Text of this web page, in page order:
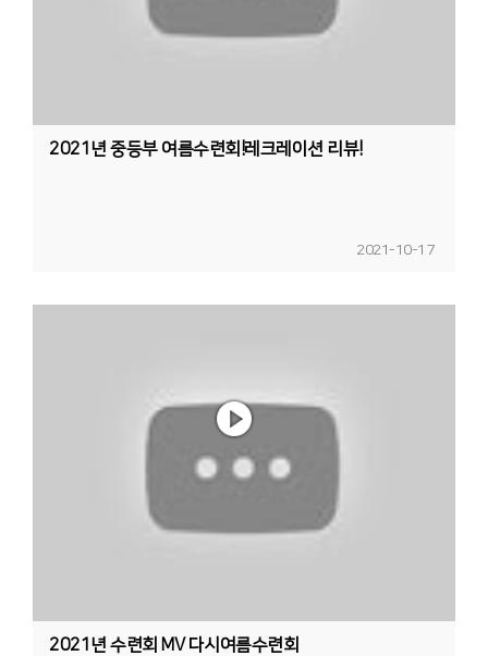
2021년 중등부 여름수련회!레크레이션 리뷰!
2021-10-17
2021년 수련회 MV 다시여름수련회